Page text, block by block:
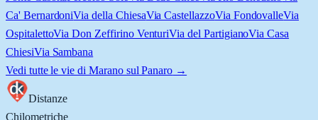
Ca' BernardoniVia della ChiesaVia CastellazzoVia FondovalleVia
OspitalettoVia Don Zeffirino VenturiVia del PartigianoVia Casa
ChiesiVia Sambana
Vedi tutte le vie di Marano sul Panaro →
Distanze
Chilometriche